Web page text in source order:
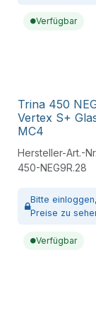
Verfügbar
Trina 450
Vertex S+
MC4
Hersteller-Art.-
450-NEG9R.28
Bitte einloggen,
Preise zu
Verfügbar